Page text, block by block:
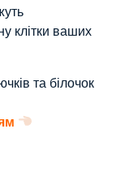
клітки ваших
та білочок